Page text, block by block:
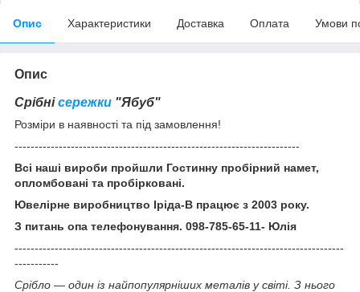
Опис Характеристики Доставка Оплата Умови
Опис
Срібнісережки "Ябуб"
Розміри в наявності та під замовлення!
-----------------------------------------------------------------------
Всі наші вироби пройшли Гостинну пробірний намет,
опломбовані та пробірковані.
Ювелірне виробництво Іріда-В працює з 2003 року.
З питань опа телефонування. 098-785-65-11- Юлія
----------------------------------------------------------------------------------
-----------
Срібло — один із найпопулярніших металів у світі. З нього